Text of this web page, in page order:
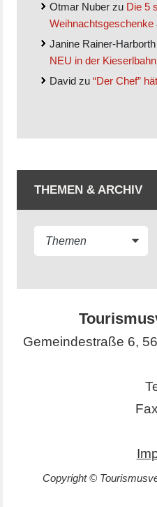
Otmar Nuber zu Die 5
Janine Rainer-Harborth
NEU in der Kieserlbahn
David zu“Der Chef”
THEMEN & ARCHIV
Gemeindestraße 6,
Copyright ©